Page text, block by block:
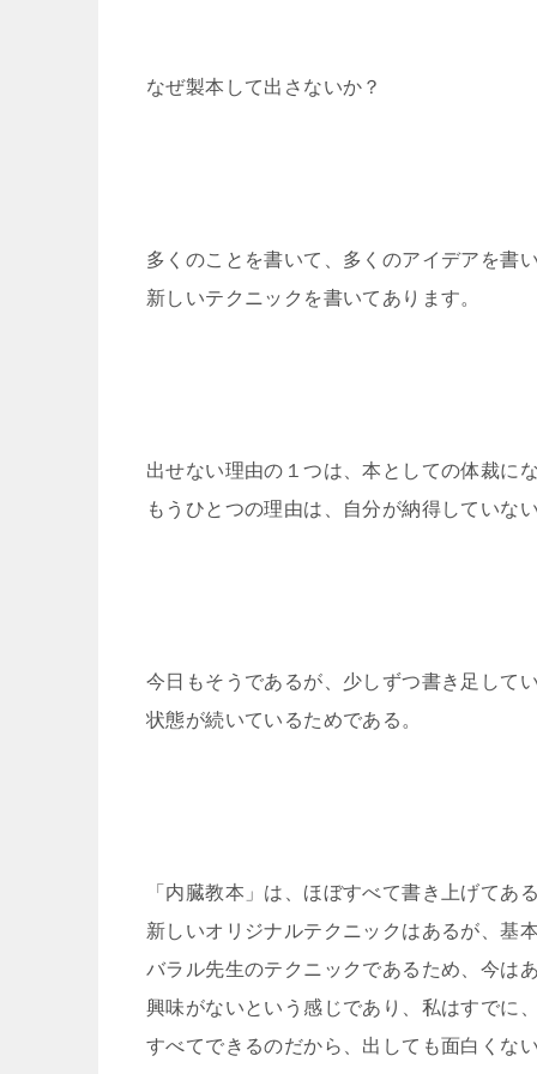
なぜ製本して出さないか？
多くのことを書いて、多くのアイデアを書
新しいテクニックを書いてあります。
出せない理由の１つは、本としての体裁に
もうひとつの理由は、自分が納得していな
今日もそうであるが、少しずつ書き足して
状態が続いているためである。
「内臓教本」は、ほぼすべて書き上げてある
新しいオリジナルテクニックはあるが、基
バラル先生のテクニックであるため、今は
興味がないという感じであり、私はすでに、
すべてできるのだから、出しても面白くない